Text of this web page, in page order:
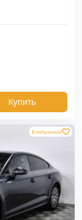
Купить
В избранное